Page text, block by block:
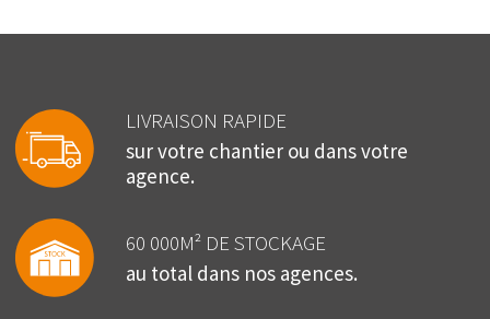
LIVRAISON RAPIDE
sur votre chantier ou dans votre
agence.
60 000M² DE STOCKAGE
au total dans nos agences.